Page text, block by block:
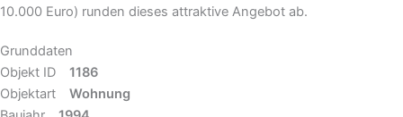
10.000 Euro) runden dieses attraktive Angebot ab.
Grunddaten
Objekt ID
1186
Objektart
Wohnung